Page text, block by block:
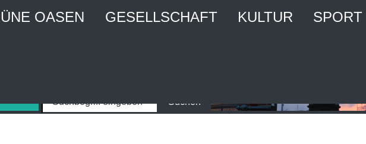
OASEN GESELLSCHAFT KULTUR SPORT